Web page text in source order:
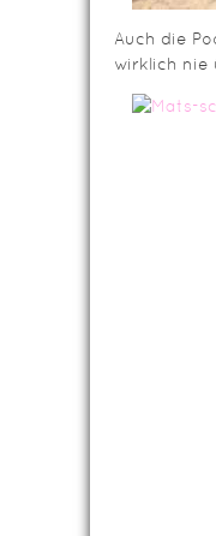
Auch die
wirklich nie